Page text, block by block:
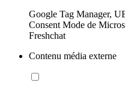
Google Tag Manager,
Consent Mode de
Freshchat
Contenu média externe